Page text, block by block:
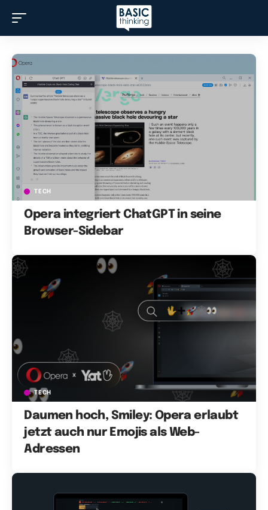
TECH
Opera integriert ChatGPT in seine
Browser-Sidebar
TECH
Daumen hoch, Smiley: Opera erlaubt
jetzt auch nur Emojis als Web-
Adressen